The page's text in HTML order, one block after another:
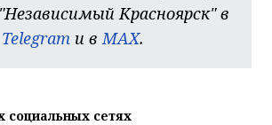
Красноярск" в
Telegram и в MAX.
сетях